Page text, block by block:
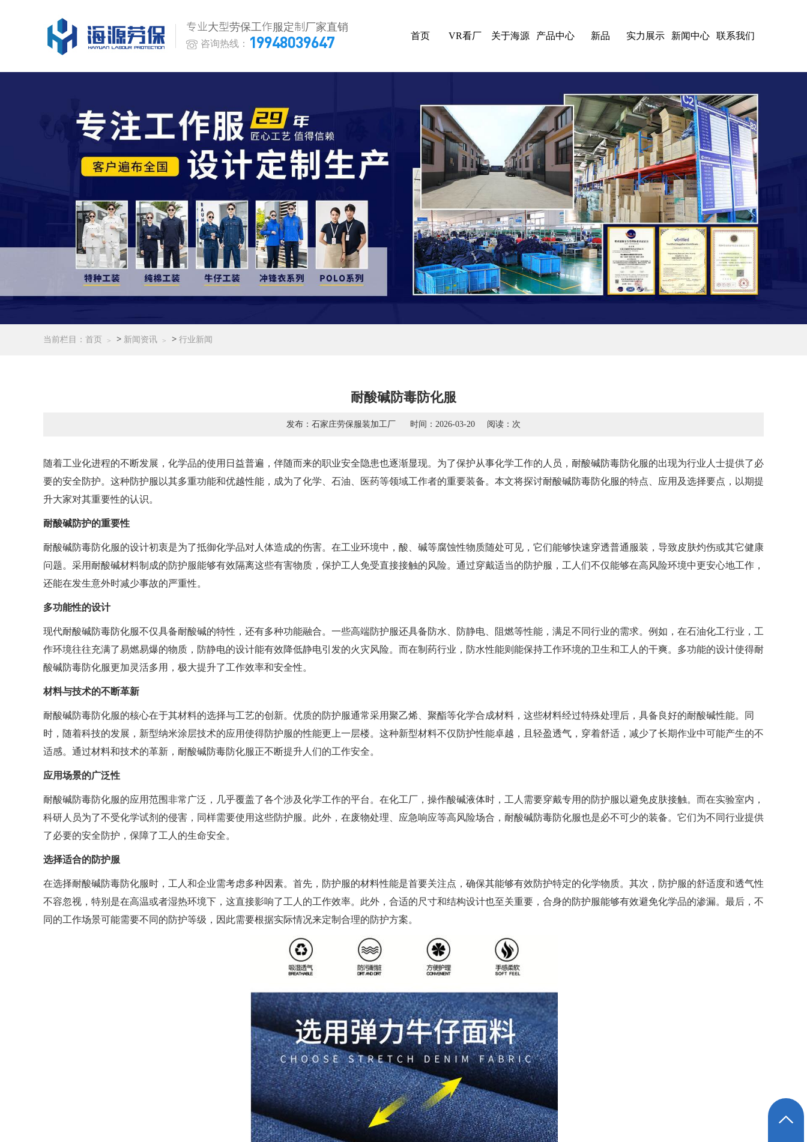
专业大型劳保工作服定制厂家直销
咨询热线： 19948039647
首页 VR看厂 关于海源 产品中心 新品 实力展示 新闻中心 联系我们
当前栏目： 首页 > 新闻资讯 > 行业新闻
耐酸碱防毒防化服
发布：石家庄劳保服装加工厂 时间：2026-03-20 阅读： 次
随着工业化进程的不断发展，化学品的使用日益普遍，伴随而来的职业安全隐患也逐渐显现。为了保护从事化学工作的人员，耐酸碱防毒防化服的出现为行业人士提供了必
要的安全防护。这种防护服以其多重功能和优越性能，成为了化学、石油、医药等领域工作者的重要装备。本文将探讨耐酸碱防毒防化服的特点、应用及选择要点，以期提
升大家对其重要性的认识。
耐酸碱防护的重要性
耐酸碱防毒防化服的设计初衷是为了抵御化学品对人体造成的伤害。在工业环境中，酸、碱等腐蚀性物质随处可见，它们能够快速穿透普通服装，导致皮肤灼伤或其它健康
问题。采用耐酸碱材料制成的防护服能够有效隔离这些有害物质，保护工人免受直接接触的风险。通过穿戴适当的防护服，工人们不仅能够在高风险环境中更安心地工作，
还能在发生意外时减少事故的严重性。
多功能性的设计
现代耐酸碱防毒防化服不仅具备耐酸碱的特性，还有多种功能融合。一些高端防护服还具备防水、防静电、阻燃等性能，满足不同行业的需求。例如，在石油化工行业，工
作环境往往充满了易燃易爆的物质，防静电的设计能有效降低静电引发的火灾风险。而在制药行业，防水性能则能保持工作环境的卫生和工人的干爽。多功能的设计使得耐
酸碱防毒防化服更加灵活多用，极大提升了工作效率和安全性。
材料与技术的不断革新
耐酸碱防毒防化服的核心在于其材料的选择与工艺的创新。优质的防护服通常采用聚乙烯、聚酯等化学合成材料，这些材料经过特殊处理后，具备良好的耐酸碱性能。同
时，随着科技的发展，新型纳米涂层技术的应用使得防护服的性能更上一层楼。这种新型材料不仅防护性能卓越，且轻盈透气，穿着舒适，减少了长期作业中可能产生的不
适感。通过材料和技术的革新，耐酸碱防毒防化服正不断提升人们的工作安全。
应用场景的广泛性
耐酸碱防毒防化服的应用范围非常广泛，几乎覆盖了各个涉及化学工作的平台。在化工厂，操作酸碱液体时，工人需要穿戴专用的防护服以避免皮肤接触。而在实验室内，
科研人员为了不受化学试剂的侵害，同样需要使用这些防护服。此外，在废物处理、应急响应等高风险场合，耐酸碱防毒防化服也是必不可少的装备。它们为不同行业提供
了必要的安全防护，保障了工人的生命安全。
选择适合的防护服
在选择耐酸碱防毒防化服时，工人和企业需考虑多种因素。首先，防护服的材料性能是首要关注点，确保其能够有效防护特定的化学物质。其次，防护服的舒适度和透气性
不容忽视，特别是在高温或者湿热环境下，这直接影响了工人的工作效率。此外，合适的尺寸和结构设计也至关重要，合身的防护服能够有效避免化学品的渗漏。最后，不
同的工作场景可能需要不同的防护等级，因此需要根据实际情况来定制合理的防护方案。